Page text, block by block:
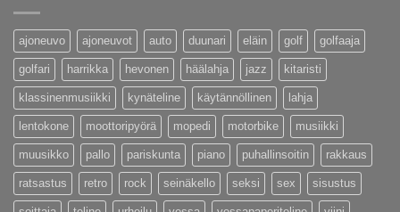
ajoneuvo ajoneuvot auto duunari eläin golf golfaaja
golfari harrikka hevonen häälahja jazz kitaristi
klassinenmusiikki kynäteline käytännöllinen lahja
lentokone moottoripyörä mopedi motorbike musiikki
muusikko pallo pariskunta piano puhallinsoitin rakkaus
ratsastus retro rock seinäkello seksi sex sisustus